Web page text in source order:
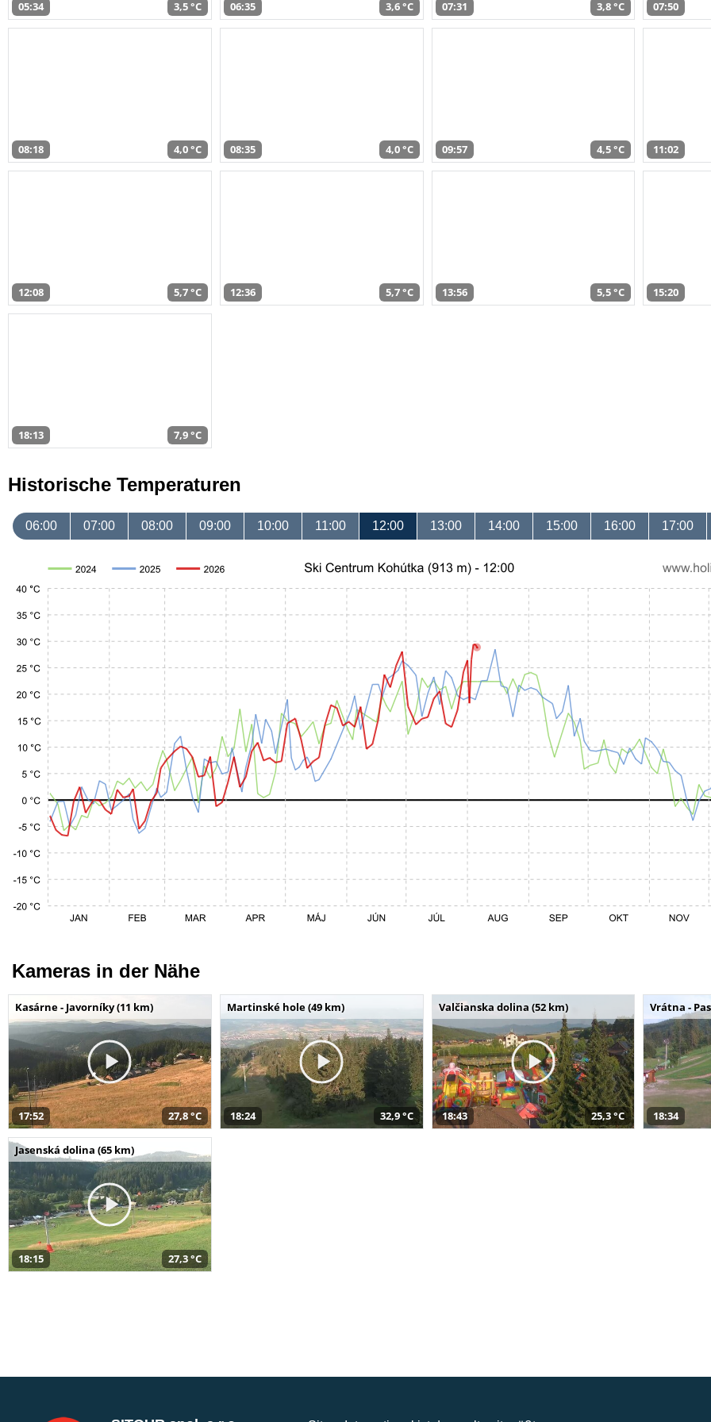
05:34 3,5 °C 06:35 3,6 °C 07:31 3,8 °C 07:50
08:18 4,0 °C 08:35 4,0 °C 09:57 4,5 °C 11:02
12:08 5,7 °C 12:36 5,7 °C 13:56 5,5 °C 15:20
18:13 7,9 °C
Historische Temperaturen
06:00 07:00 08:00 09:00 10:00 11:00 12:00 13:00 14:00 15:00 16:00 17:00
Kameras in der Nähe
Kasárne - Javorníky (11 km)
17:52 27,8 °C
Martinské hole (49 km)
18:24 32,9 °C
Valčianska dolina (52 km)
18:43 25,3 °C
Vrátna -
18:34
Jasenská dolina (65 km)
18:15 27,3 °C